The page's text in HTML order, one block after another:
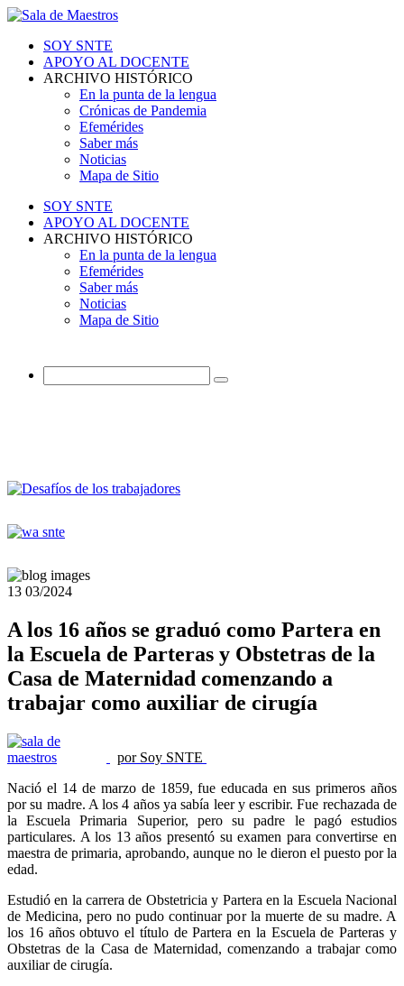
SOY SNTE
APOYO AL DOCENTE
ARCHIVO HISTÓRICO
En la punta de la lengua
Crónicas de Pandemia
Efemérides
Saber más
Noticias
Mapa de Sitio
SOY SNTE
APOYO AL DOCENTE
ARCHIVO HISTÓRICO
En la punta de la lengua
Efemérides
Saber más
Noticias
Mapa de Sitio
13 03/2024
A los 16 años se graduó como Partera en
la Escuela de Parteras y Obstetras de la
Casa de Maternidad comenzando a
trabajar como auxiliar de cirugía
por Soy SNTE
Nació el 14 de marzo de 1859, fue educada en sus primeros años
por su madre. A los 4 años ya sabía leer y escribir. Fue rechazada de
la Escuela Primaria Superior, pero su padre le pagó estudios
particulares. A los 13 años presentó su examen para convertirse en
maestra de primaria, aprobando, aunque no le dieron el puesto por la
edad.
Estudió en la carrera de Obstetricia y Partera en la Escuela Nacional
de Medicina, pero no pudo continuar por la muerte de su madre. A
los 16 años obtuvo el título de Partera en la Escuela de Parteras y
Obstetras de la Casa de Maternidad, comenzando a trabajar como
auxiliar de cirugía.